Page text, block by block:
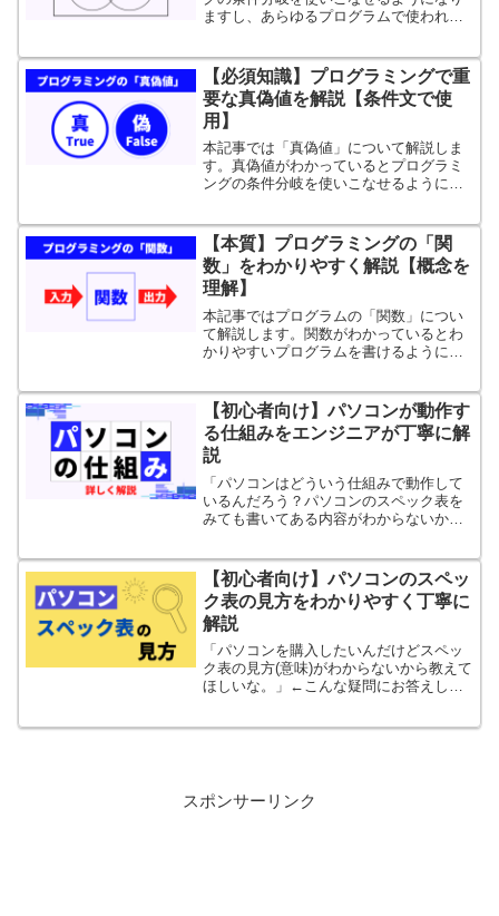
ますし、あらゆるプログラムで使われる
【必須知識】プログラミングで重
要な真偽値を解説【条件文で使
用】
本記事では「真偽値」について解説しま
す。真偽値がわかっているとプログラミ
ングの条件分岐を使いこなせるようにな
することは必須です。
【本質】プログラミングの「関
数」をわかりやすく解説【概念を
理解】
本記事ではプログラムの「関数」につい
て解説します。関数がわかっているとわ
かりやすいプログラムを書けるようにな
ることは必須です。
【初心者向け】パソコンが動作す
る仕組みをエンジニアが丁寧に解
説
「パソコンはどういう仕組みで動作して
いるんだろう？パソコンのスペック表を
みても書いてある内容がわからないから
【初心者向け】パソコンのスペッ
ク表の見方をわかりやすく丁寧に
解説
「パソコンを購入したいんだけどスペッ
ク表の見方(意味)がわからないから教えて
ほしいな。」←こんな疑問にお答えしま
スポンサーリンク